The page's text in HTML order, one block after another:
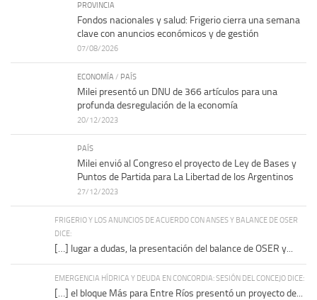
PROVINCIA
Fondos nacionales y salud: Frigerio cierra una semana
clave con anuncios económicos y de gestión
07/08/2026
ECONOMÍA / PAÍS
Milei presentó un DNU de 366 artículos para una
profunda desregulación de la economía
20/12/2023
PAÍS
Milei envió al Congreso el proyecto de Ley de Bases y
Puntos de Partida para La Libertad de los Argentinos
27/12/2023
FRIGERIO Y LOS ANUNCIOS DE ACUERDO CON ANSES Y BALANCE DE OSER
DICE:
[…] lugar a dudas, la presentación del balance de OSER y...
EMERGENCIA HÍDRICA Y DEUDA EN CONCORDIA: SESIÓN DEL CONCEJO DICE:
[…] el bloque Más para Entre Ríos presentó un proyecto de...